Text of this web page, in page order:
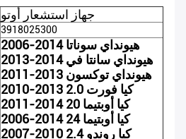
جهاز استشعار أوتو
3918025300
2006-2014 هيونداي سوناتا
2013-2014 هيونداي سانتا في
2011-2013 هيونداي توكسون
2010-2013 كيا فورت 2.0
2011-2014 كيا أوبتيما 20
2006-2014 كيا أوبتيما 24
2007-2010 كيا روندو 2.4